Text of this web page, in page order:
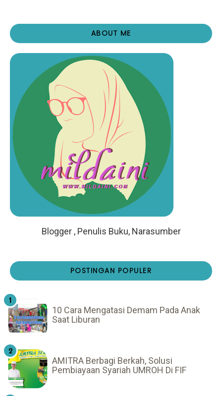
ABOUT ME
Blogger , Penulis Buku, Narasumber
POSTINGAN POPULER
10 Cara Mengatasi Demam Pada Anak
Saat Liburan
AMITRA Berbagi Berkah, Solusi
Pembiayaan Syariah UMROH Di FIF